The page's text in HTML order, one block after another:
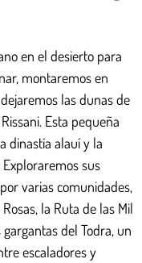
en el desierto para
montaremos en
las dunas de
Esta pequeña
dinastía alauí y la
sus
varias comunidades,
la Ruta de las Mil
del Todra, un
escaladores y